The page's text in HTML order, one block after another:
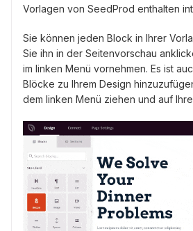
Vorlagen von SeedProd enthalten
Sie können jeden Block in Ihrer
Sie ihn in der Seitenvorschau
im linken Menü vornehmen. Es ist
Blöcke zu Ihrem Design
dem linken Menü ziehen und auf